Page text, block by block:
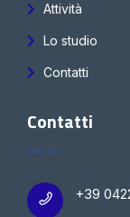
Attività
Lo studio
Contatti
Contatti
+39